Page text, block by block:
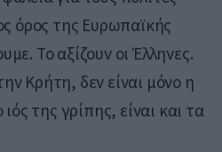
όρος της Ευρωπαϊκής
Το αξίζουν οι Έλληνες.
Κρήτη, δεν είναι μόνο η
ιός της γρίπης, είναι και τα